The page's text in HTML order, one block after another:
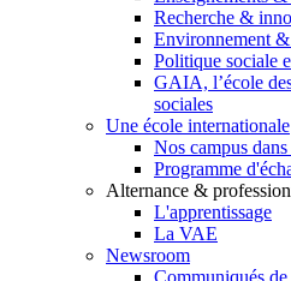
Recherche &
Environnement
Politique sociale
GAIA, l’école
sociales
Une école internationale
Nos campus
Programme
Alternance &
L'apprentissage
La VAE
Newsroom
Communiqués de